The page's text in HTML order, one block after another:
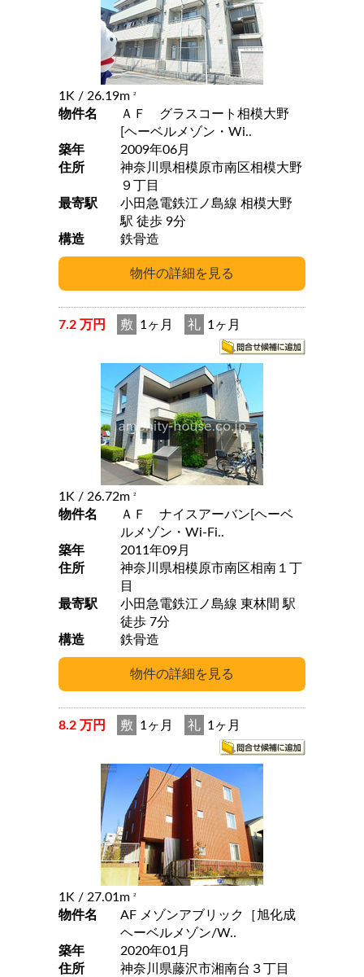
1K / 26.19m 2
物件名
ＡＦ グラスコート相模大野
[ヘーベルメゾン・Wi..
築年
2009年06月
住所
神奈川県相模原市南区相模大野
９丁目
最寄駅
小田急電鉄江ノ島線 相模大野
駅 徒歩 9分
構造
鉄骨造
7.2 万円 敷 1ヶ月 礼 1ヶ月
1K / 26.72m 2
物件名
ＡＦ ナイスアーバン[ヘーベ
ルメゾン・Wi-Fi..
築年
2011年09月
住所
神奈川県相模原市南区相南１丁
目
最寄駅
小田急電鉄江ノ島線 東林間 駅
徒歩 7分
構造
鉄骨造
8.2 万円 敷 1ヶ月 礼 1ヶ月
1K / 27.01m 2
物件名
AF メゾンアブリック［旭化成
ヘーベルメゾン/W..
築年
2020年01月
住所
神奈川県藤沢市湘南台３丁目